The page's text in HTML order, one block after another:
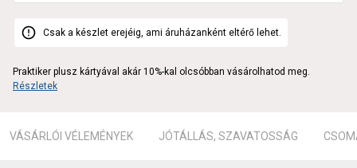
Csak a készlet erejéig, ami áruházanként eltérő lehet.
Praktiker plusz kártyával akár 10%-kal olcsóbban vásárolhatod meg.
Részletek
VÁSÁRLÓI VÉLEMÉNYEK JÓTÁLLÁS, SZAVATOSSÁG